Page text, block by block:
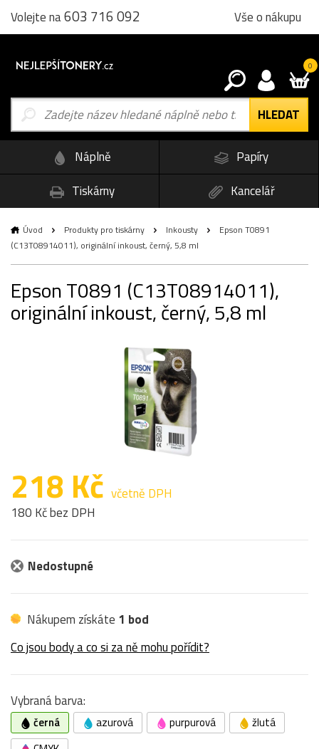
Volejte na603 716 092 Vše o nákupu
0
Náplně
Papíry
Tiskárny
Kancelář
Úvod Produkty pro tiskárny Inkousty
Epson T0891
(C13T08914011), originální inkoust, černý, 5,8 ml
Epson T0891 (C13T08914011),
originální inkoust, černý, 5,8 ml
218 Kč včetně DPH
180 Kč bez DPH
Nedostupné
Nákupem získáte 1 bod
Co jsou body a co si za ně mohu pořídit?
Vybraná barva:
černá azurová purpurová
žlutá